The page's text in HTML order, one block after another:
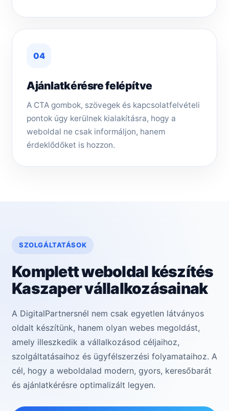
04
Ajánlatkérésre felépítve
A CTA gombok, szövegek és kapcsolatfelvételi
pontok úgy kerülnek kialakításra, hogy a
weboldal ne csak informáljon, hanem
érdeklődőket is hozzon.
SZOLGÁLTATÁSOK
Komplett weboldal készítés
Kaszaper vállalkozásainak
A DigitalPartnersnél nem csak egyetlen látványos
oldalt készítünk, hanem olyan webes megoldást,
amely illeszkedik a vállalkozásod céljaihoz,
szolgáltatásaihoz és ügyfélszerzési folyamataihoz. A
cél, hogy a weboldalad modern, gyors, keresőbarát
és ajánlatkérésre optimalizált legyen.